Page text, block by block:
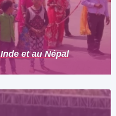
et au Népal